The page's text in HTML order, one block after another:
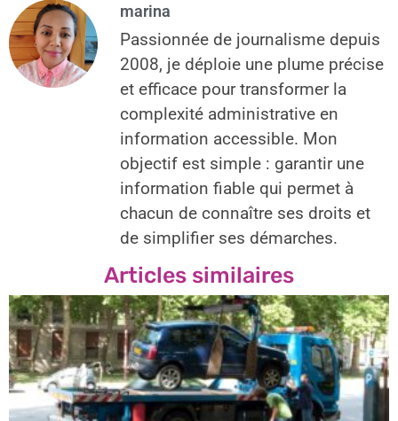
marina
Passionnée de journalisme depuis
2008, je déploie une plume précise
et efficace pour transformer la
complexité administrative en
information accessible. Mon
objectif est simple : garantir une
information fiable qui permet à
chacun de connaître ses droits et
de simplifier ses démarches.
Articles similaires